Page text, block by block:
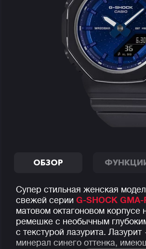
ОБЗОР
Супер стильная женская
свежей серии G-SHOCK GMA-
матовом октагоновом корпусе
ремешке с необычным
с текстурой лазурита.
минерал синего оттенка,